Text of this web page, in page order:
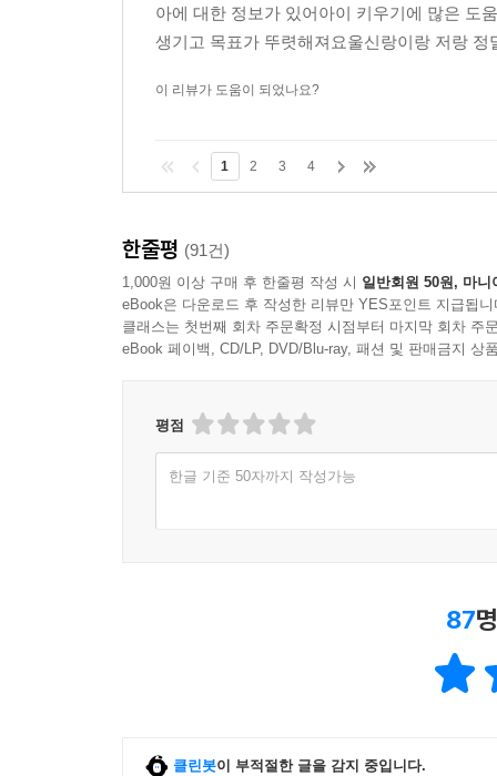
아에 대한 정보가 있어아이 키우기에 많은 도
생기고 목표가 뚜렷해져요울신랑이랑 저랑
이 리뷰가 도움이 되었나요?
1 2 3 4
한줄평 (91건)
1,000원 이상 구매 후 한줄평 작성 시 일반회원 50원, 마니
eBook은 다운로드 후 작성한 리뷰만 YES포인트 지급됩니
클래스는 첫번째 회차 주문확정 시점부터 마지막 회차 주
eBook 페이백, CD/LP, DVD/Blu-ray, 패션 및 판매금지 상
평점
한글 기준 50자까지 작성가능
87
클린봇이 부적절한 글을 감지 중입니다.